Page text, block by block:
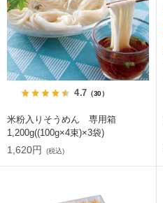
4.7 （30）
米粉入りそうめん 専用箱
1,200g((100g×4束)×3袋)
1,620円 (税込)